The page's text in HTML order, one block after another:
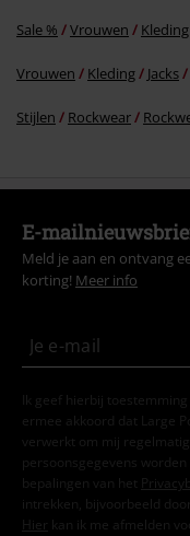
Sale % Vrouwen Kleding
Vrouwen Kleding Jacks
Stijlen Rockwear
E-
Meld je aan en ontvang
korting! Meer info
Ik geef hierbij
ermee akkoord dat Large
verwerkt om mij
persoonsgegevens
bepalingen van het
intrekken, bijvoorbeeld door
Hier kan ik me afmelden